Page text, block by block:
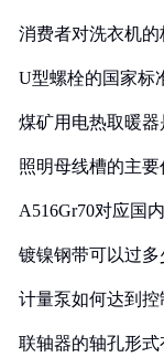
消费者对洗衣机
U型螺栓的国家标
煤矿用电热取暖
照明母线槽的主要
A516Gr70对应国
镀镍钢带可以过多
计量泵如何达到
联轴器的轴孔形